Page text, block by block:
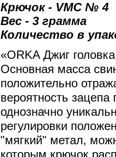
Крючок - VMC № 4
Вес - 3 грамма
Количество в
«ORKA Джиг
Основная масса
положительно
вероятность
однозначно
регулировки
"мягкий" метал,
которым крючок